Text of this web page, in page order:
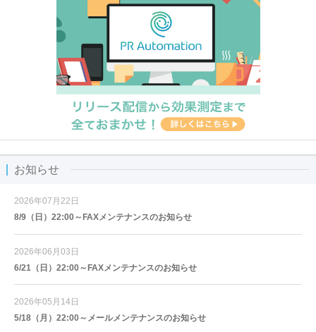
お知らせ
2026年07月22日
8/9（日）22:00～FAXメンテナンスのお知らせ
2026年06月03日
6/21（日）22:00～FAXメンテナンスのお知らせ
2026年05月14日
5/18（月）22:00～メールメンテナンスのお知らせ